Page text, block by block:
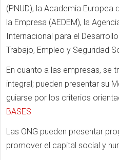
(PNUD), la Academia
la Empresa (AEDEM), la
Internacional para el
Trabajo, Empleo y Seguridad
En cuanto a las empresas, se
integral; pueden presentar su
guiarse por los criterios
BASES
Las ONG pueden presentar
promover el capital social y